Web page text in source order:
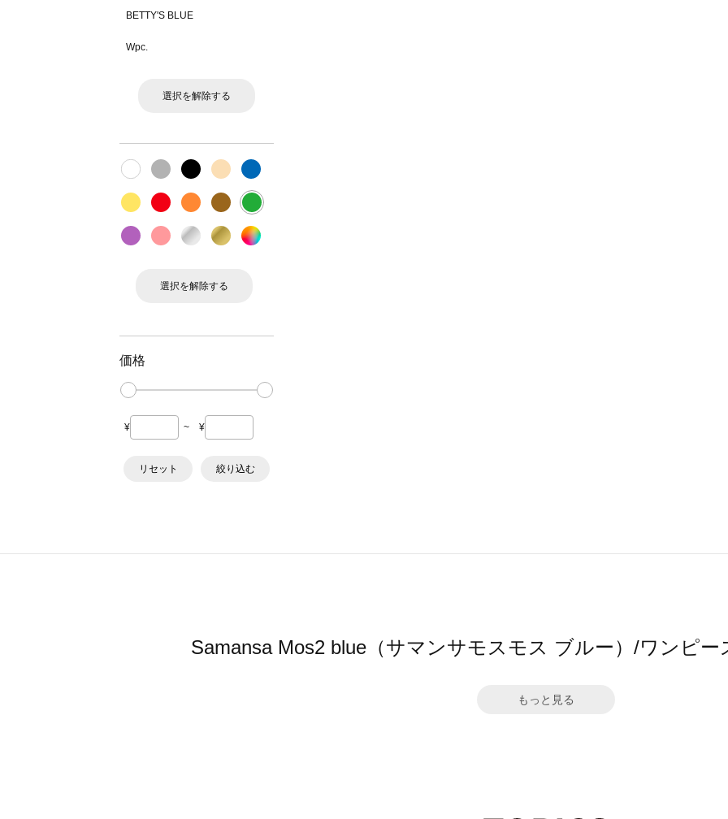
BETTY'S BLUE
Wpc.
選択を解除する
選択を解除する
価格
¥ ~ ¥
リセット 絞り込む
Samansa Mos2 blue（サマンサモスモス ブルー）/ワンピ
もっと見る